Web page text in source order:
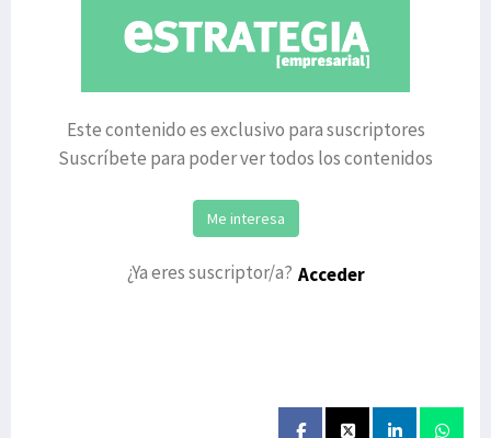
Este contenido es exclusivo para suscriptores
Suscríbete para poder ver todos los contenidos
Me interesa
¿Ya eres suscriptor/a? Acceder